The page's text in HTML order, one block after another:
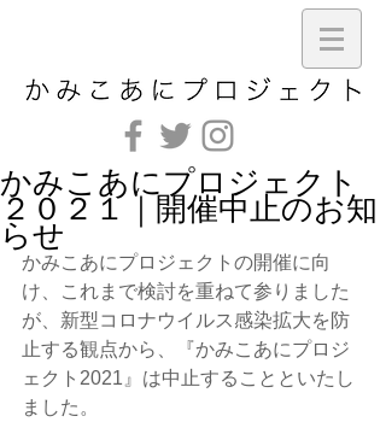
かみこあにプロジェクト
２０２１｜開催中止のお知
らせ
かみこあにプロジェクトの開催に向
け、これまで検討を重ねて参りました
が、新型コロナウイルス感染拡大を防
止する観点から、『かみこあにプロジ
ェクト2021』は中止することといたし
ました。